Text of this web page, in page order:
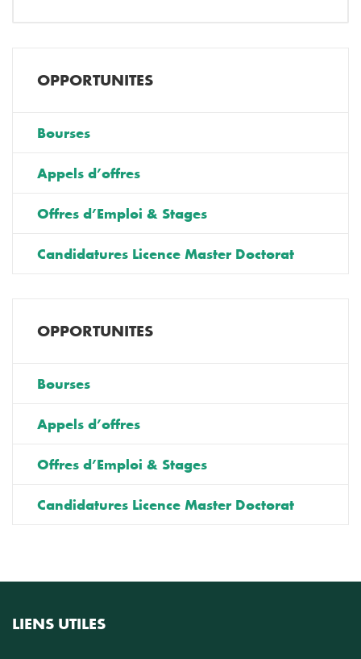
OPPORTUNITES
Bourses
Appels d’offres
Offres d’Emploi & Stages
Candidatures Licence Master Doctorat
OPPORTUNITES
Bourses
Appels d’offres
Offres d’Emploi & Stages
Candidatures Licence Master Doctorat
LIENS UTILES